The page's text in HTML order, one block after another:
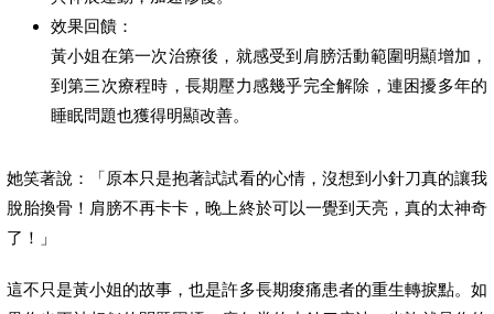
效果回饋：
黃小姐在第一次治療後，就感受到肩膀活動範圍明顯增加，
到第三次療程時，長期壓力感幾乎完全解除，連困擾多年的
睡眠問題也獲得明顯改善。
她笑著說：「原本只是抱著試試看的心情，沒想到小針刀真的讓我
脫胎換骨！肩膀不再卡卡，晚上終於可以一覺到天亮，真的太神奇
了！」
這不只是黃小姐的故事，也是許多長期痠痛患者的重生轉捩點。如